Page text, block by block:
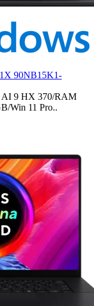
90NB15K1-
AI 9 HX 370/RAM
Win 11 Pro..